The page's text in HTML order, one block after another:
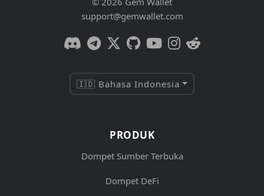
support@gemwallet.com
🇮🇩 Bahasa Indonesia
PRODUK
Dompet Sumber Terbuka
Dompet DeFi